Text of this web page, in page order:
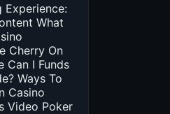
Experience:
What
Cherry On
Can I Funds
Ways To
Casino
Video Poker